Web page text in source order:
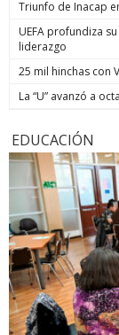
Triunfo de Inacap
UEFA profundiza
liderazgo
25 mil hinchas con
La “U” avanzó a
EDUCACIÓN